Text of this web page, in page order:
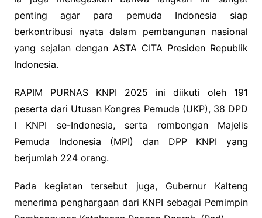
penting agar para pemuda Indonesia siap
berkontribusi nyata dalam pembangunan nasional
yang sejalan dengan ASTA CITA Presiden Republik
Indonesia.
RAPIM PURNAS KNPI 2025 ini diikuti oleh 191
peserta dari Utusan Kongres Pemuda (UKP), 38 DPD
I KNPI se-Indonesia, serta rombongan Majelis
Pemuda Indonesia (MPI) dan DPP KNPI yang
berjumlah 224 orang.
Pada kegiatan tersebut juga, Gubernur Kalteng
menerima penghargaan dari KNPI sebagai Pemimpin